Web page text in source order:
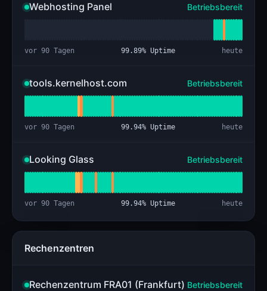
Webhosting Panel Betriebsbereit
vor 90 Tagen 99.89% Uptime heute
tools.kernelhost.com Betriebsbereit
vor 90 Tagen 99.94% Uptime heute
Looking Glass Betriebsbereit
vor 90 Tagen 99.94% Uptime heute
Rechenzentren
Rechenzentrum FRA01 (Frankfurt) Betriebsbereit